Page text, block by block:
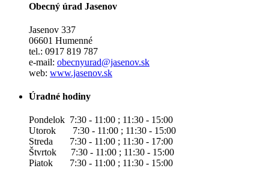
Obecný úrad Jasenov
Jasenov 337
06601 Humenné
tel.: 0917 819 787
e-mail: obecnyurad@jasenov.sk
web: www.jasenov.sk
Úradné hodiny
Pondelok 7:30 - 11:00 ; 11:30 - 15:00
Utorok 7:30 - 11:00 ; 11:30 - 15:00
Streda 7:30 - 11:00 ; 11:30 - 17:00
Štvrtok 7:30 - 11:00 ; 11:30 - 15:00
Piatok 7:30 - 11:00 ; 11:30 - 15:00